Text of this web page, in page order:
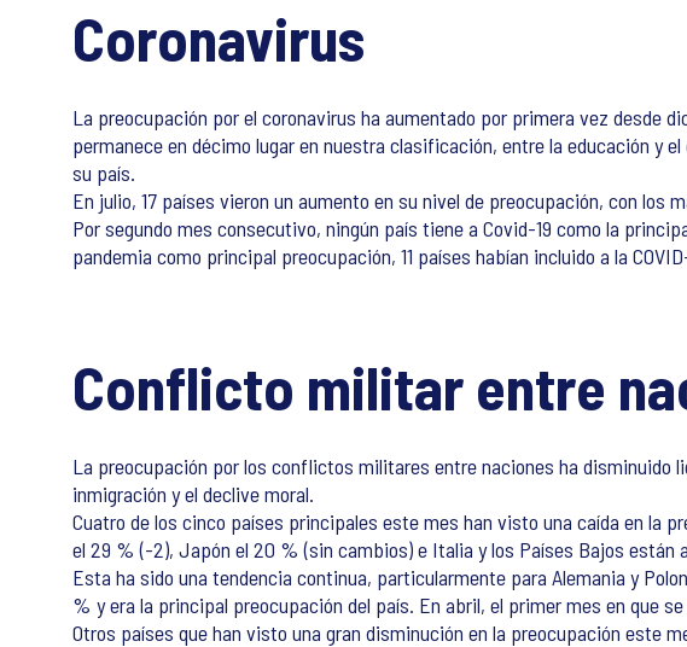
Coronavirus
La preocupación por el coronavirus ha aumentado por primera vez desde
permanece en décimo lugar en nuestra clasificación, entre la educación y
su país.
En julio, 17 países vieron un aumento en su nivel de preocupación, con los
Por segundo mes consecutivo, ningún país tiene a Covid-19 como la
pandemia como principal preocupación, 11 países habían incluido a la
Conflicto militar entre
La preocupación por los conflictos militares entre naciones ha disminuido
inmigración y el declive moral.
Cuatro de los cinco países principales este mes han visto una caída en la
el 29 % (-2), Japón el 20 % (sin cambios) e Italia y los Países Bajos están
Esta ha sido una tendencia continua, particularmente para Alemania y
% y era la principal preocupación del país. En abril, el primer mes en que
Otros países que han visto una gran disminución en la preocupación este